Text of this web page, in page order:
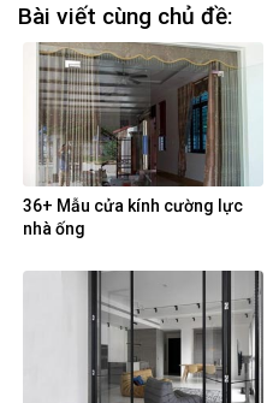
Bài viết cùng chủ đề:
36+ Mẫu cửa kính cường lực
nhà ống